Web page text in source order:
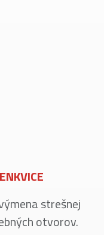
strešnej
otvorov.